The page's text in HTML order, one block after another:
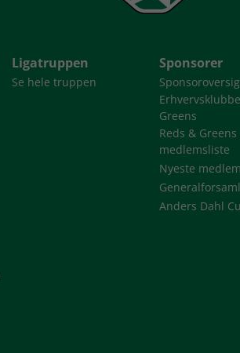
Ligatruppen
Se hele truppen
Sponsorer
Greens
Reds & Greens
medlemsliste
Nyeste
Anders Dahl